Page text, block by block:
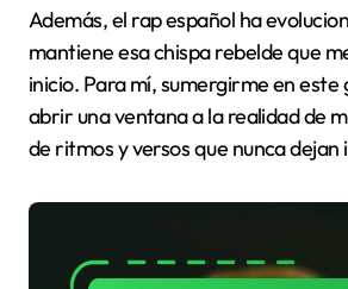
Además, el rap español ha
mantiene esa chispa rebelde que
inicio. Para mí, sumergirme en este
abrir una ventana a la realidad de
de ritmos y versos que nunca